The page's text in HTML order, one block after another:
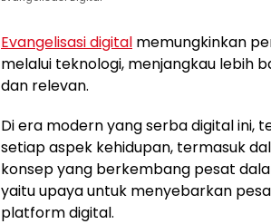
Evangelisasi digital memungkinkan
melalui teknologi, menjangkau lebih
dan relevan.
Di era modern yang serba digital ini,
setiap aspek kehidupan, termasuk
konsep yang berkembang pesat
yaitu upaya untuk menyebarkan
platform digital.